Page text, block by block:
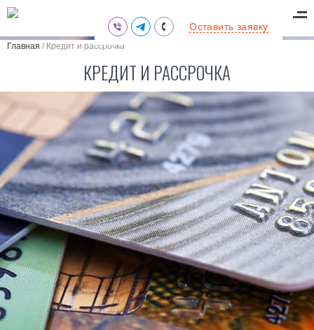
(095) 711-77-47
(097) 773-73-71
Оставить заявку
Главная / Кредит и рассрочка
КРЕДИТ И РАССРОЧКА